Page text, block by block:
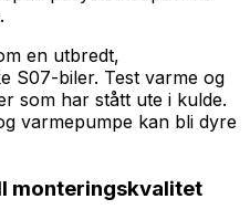
en utbredt,
S07-biler. Test varme og
som har stått ute i kulde.
varmepumpe kan bli dyre
monteringskvalitet